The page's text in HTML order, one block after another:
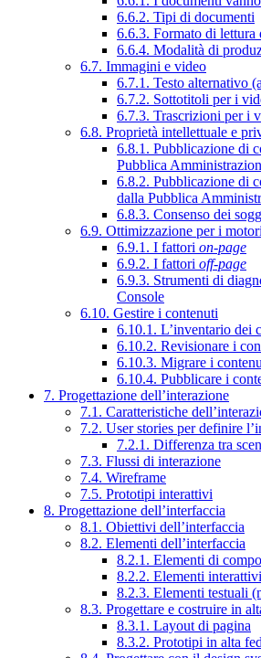
6.6.2. Tipi di documenti
6.6.3. Formato di
6.6.4. Modalità di
6.7. Immagini e video
6.7.1. Testo alternativo
6.7.2. Sottotitoli per i
6.7.3. Trascrizioni per i
6.8. Proprietà intellettuale e
6.8.1. Pubblicazione di
Pubblica
6.8.2. Pubblicazione di
dalla Pubblica
6.8.3. Consenso dei
6.9. Ottimizzazione per i
6.9.1. I fattori on-page
6.9.2. I fattori off-page
6.9.3. Strumenti di
Console
6.10. Gestire i contenuti
6.10.1. L’inventario dei
6.10.2. Revisionare i
6.10.3. Migrare i
6.10.4. Pubblicare i
7. Progettazione dell’interazione
7.1. Caratteristiche
7.2. User stories per definire
7.2.1. Differenza tra
7.3. Flussi di interazione
7.4. Wireframe
7.5. Prototipi interattivi
8. Progettazione dell’interfaccia
8.1. Obiettivi dell’interfaccia
8.2. Elementi dell’interfaccia
8.2.1. Elementi di
8.2.2. Elementi interattivi
8.2.3. Elementi testuali
8.3. Progettare e costruire in
8.3.1. Layout di pagina
8.3.2. Prototipi in alta